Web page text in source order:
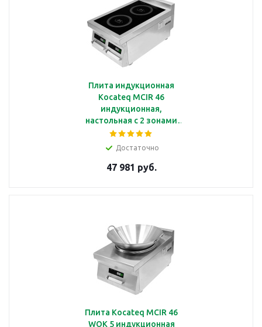
Плита индукционная
Kocateq MCIR 46
индукционная,
настольная с 2 зонами
нагрева (2*3.5кВт),
линия 600
Достаточно
47 981 руб.
Плита Kocateq MCIR 46
WOK 5 индукционная